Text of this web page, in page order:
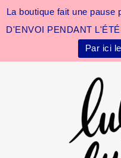
La boutique fait une pause
D'ENVOI PENDANT
Par ici